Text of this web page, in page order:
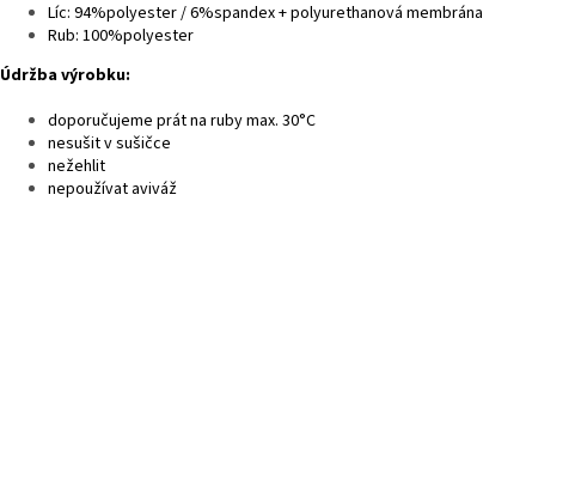
Líc: 94%polyester / 6%spandex + polyurethanová membrána
Rub: 100%polyester
Údržba výrobku:
doporučujeme prát na ruby max. 30°C
nesušit v sušičce
nežehlit
nepoužívat aviváž